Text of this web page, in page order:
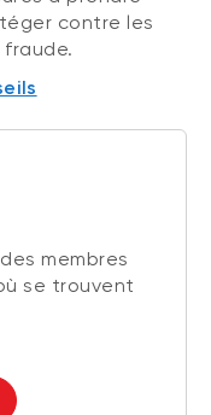
contre les
membres
se trouvent